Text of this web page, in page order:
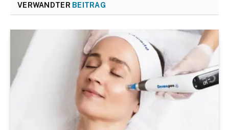
VERWANDTER BEITRAG